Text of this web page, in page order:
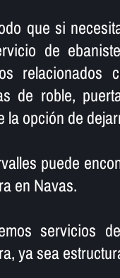
que si
de
relacionados
de roble,
la opción de
puede
en Navas.
servicios
ya sea